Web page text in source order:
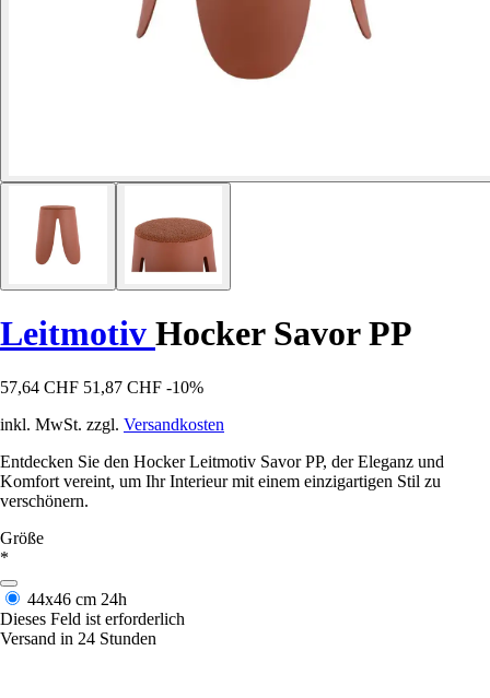
Leitmotiv Hocker Savor PP
57,64 CHF 51,87 CHF -10%
inkl. MwSt. zzgl. Versandkosten
Entdecken Sie den Hocker Leitmotiv Savor PP, der Eleganz und
Komfort vereint, um Ihr Interieur mit einem einzigartigen Stil zu
verschönern.
Größe
*
44x46 cm 24h
Dieses Feld ist erforderlich
Versand in 24 Stunden